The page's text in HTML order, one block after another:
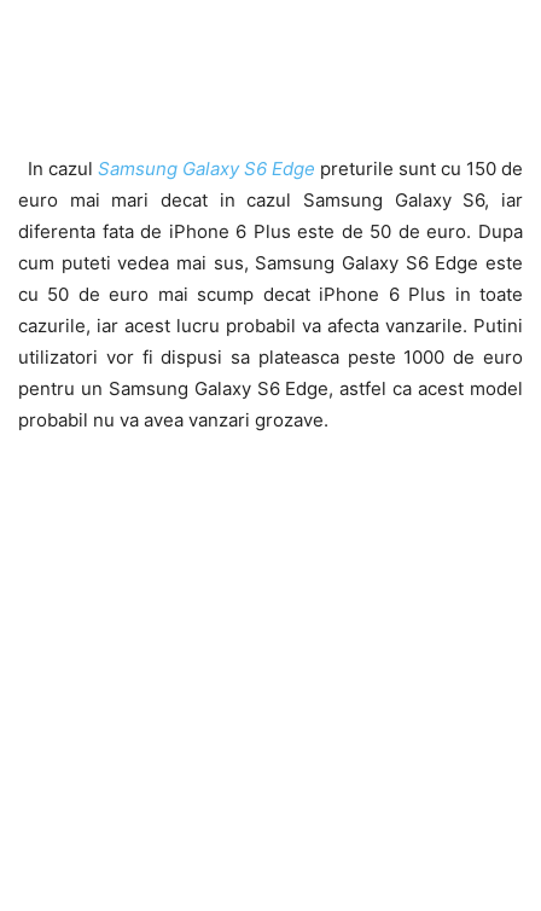
In cazul Samsung Galaxy S6 Edge preturile sunt cu 150 de
euro mai mari decat in cazul Samsung Galaxy S6, iar
diferenta fata de iPhone 6 Plus este de 50 de euro. Dupa
cum puteti vedea mai sus, Samsung Galaxy S6 Edge este
cu 50 de euro mai scump decat iPhone 6 Plus in toate
cazurile, iar acest lucru probabil va afecta vanzarile. Putini
utilizatori vor fi dispusi sa plateasca peste 1000 de euro
pentru un Samsung Galaxy S6 Edge, astfel ca acest model
probabil nu va avea vanzari grozave.